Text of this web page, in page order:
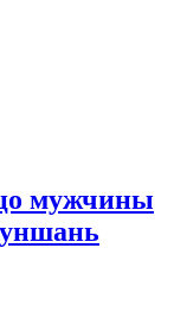
мужчины